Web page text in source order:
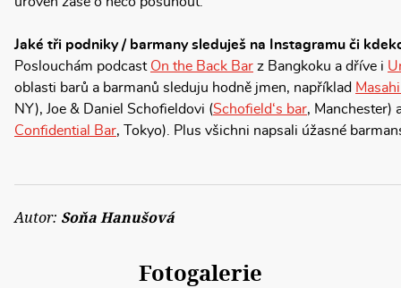
Jaké tři podniky / barmany sleduješ na Instagramu či
Poslouchám podcast On the Back Bar z Bangkoku a dříve i
oblasti barů a barmanů sleduju hodně jmen, například
NY), Joe & Daniel Schofieldovi (Schofield‘s bar, Manchester)
Confidential Bar, Tokyo). Plus všichni napsali úžasné
Autor: Soňa Hanušová
Fotogalerie